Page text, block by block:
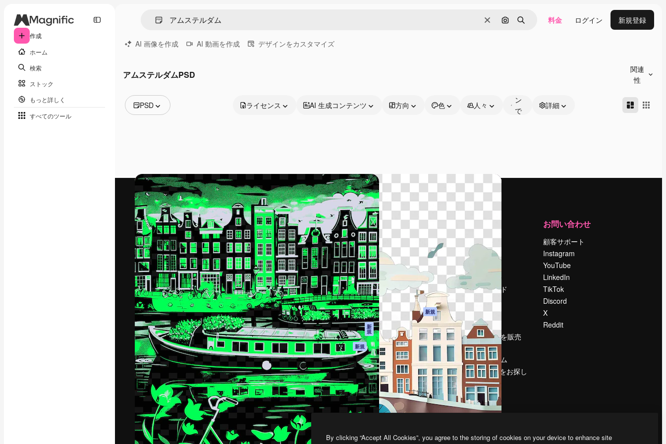
作成
ホーム
検索
ストック
もっと詳しく
すべてのツール
消去 画像で検索
検索 料金 ログイン 新規登録
AI 画像を作成 AI 動画を作成 デザインをカスタマイズ
アムステルダムPSD
関連
性
PSD
動画
映像素材
モーショングラフィックス
動画テンプレート
アイコン
3D モデル
フォント
ライセンス AI 生成コンテンツ 方向 色 人々
ン
で
詳細
最高のクリエイティブ制作を導くためのプラ
ットフォーム。クリエイター、企業、代理
店、スタジオを含む100万人以上が利用して
います。
日本語
製品
Spaces
AI アシスタント
AI 画像生成ツール
AI 動画生成ツール
AI 音声合成ツール
ストックコンテン
ツ
Claude/ChatGPT
向けMCP
新
規
エージェント 新規
API
モバイルアプリ
すべてのMagnificツ
ール
Academy
ドキュメント
サポート
利用規約
プライバシーポリ
シー
オリジナル 新規
クッキーポリシー
トラストセンター
アフィリエイト
法人向け
料金
会社概要
採用情報
検索トレンド
ブログ
イベント
Slidesgo
コンテンツを販売
する
プレスルーム
magnific.aiをお探し
ですか？
お問い合わせ
顧客サポート
Instagram
YouTube
LinkedIn
TikTok
Discord
X
Reddit
Copyright © 2010- Freepik Company S.L.U.無断複写・転載を禁じます
By clicking “Accept All Cookies”, you agree to the storing of cookies on your device to enhance site